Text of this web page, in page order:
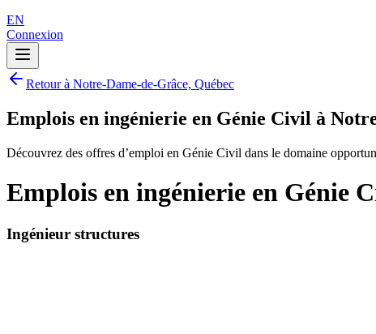
EN
Connexion
Retour à Notre-Dame-de-Grâce, Québec
Emplois en ingénierie en Génie Civil à
Découvrez des offres d’emploi en Génie Civil dans le domaine
Emplois en ingénierie en Génie
Ingénieur structures